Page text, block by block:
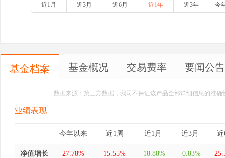
近1月 近3月 近6月 近1年 近3年 今
基金档案 基金概况 交易费率 要闻公告
数据来源：第三方数据，我司不保证该产品全部详细信息的准
业绩表现
今年以来 近1周 近1月 近3月 近
净值增长 27.78% 15.55% -18.88% -0.83%